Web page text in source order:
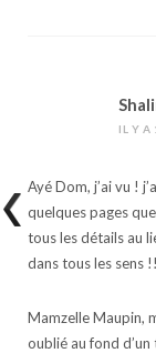
IL Y A
Ayé Dom, j’ai vu !
quelques pages
tous les détails au
dans tous les sens
Mamzelle Maupin,
oublié au fond d’un